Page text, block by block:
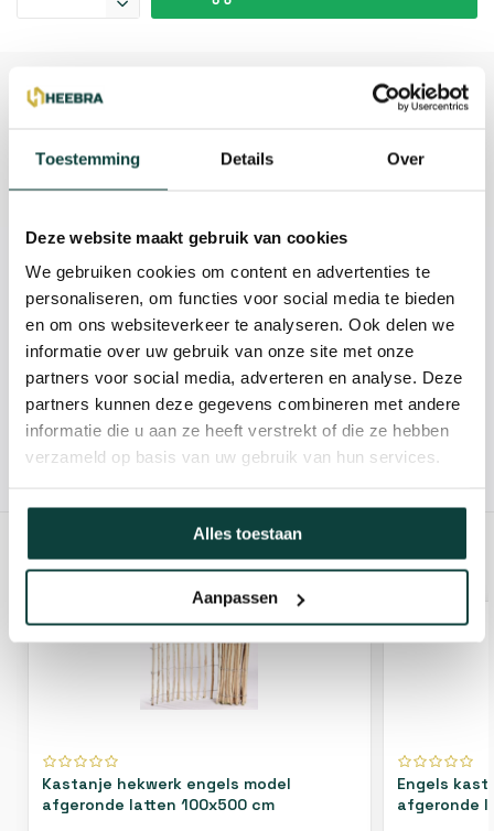
Toestemming Details Over
Deze website maakt gebruik van cookies
We gebruiken cookies om content en advertenties te
personaliseren, om functies voor social media te bieden
en om ons websiteverkeer te analyseren. Ook delen we
informatie over uw gebruik van onze site met onze
partners voor social media, adverteren en analyse. Deze
partners kunnen deze gegevens combineren met andere
informatie die u aan ze heeft verstrekt of die ze hebben
verzameld op basis van uw gebruik van hun services.
Alles toestaan
Aanpassen
Beschrijving
Specificaties
Kunnen we je helpen?
085-2121757
Hovenier of klusbedrijf? Neem contact met ons op voor
GERELATEERDE PRODUCTEN
Kastanje hekwerk engels model
afgeronde latten 100x500 cm
Engels
afgeronde